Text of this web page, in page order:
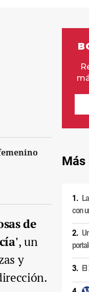
de
, un
y
Más
con